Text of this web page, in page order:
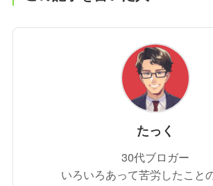
たっく
30代ブロガー
いろいろあって苦労したこと